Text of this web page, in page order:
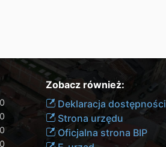
Zobacz również:
Deklaracja dostępności
Strona urzędu
Oficjalna strona BIP